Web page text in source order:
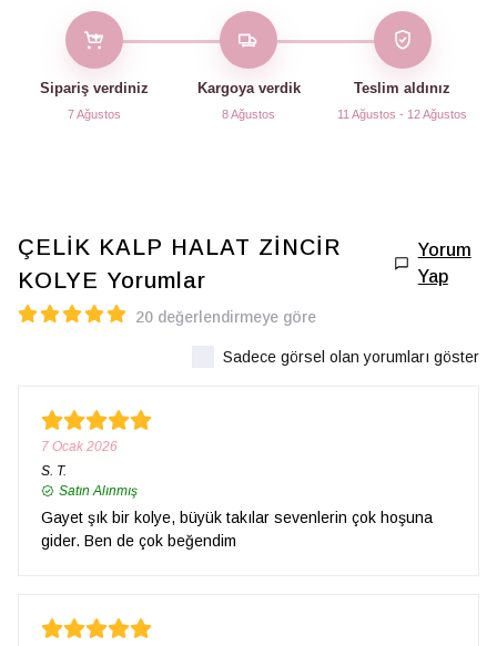
Sipariş verdiniz
7 Ağustos
Kargoya verdik
8 Ağustos
Teslim aldınız
11 Ağustos - 12 Ağustos
ÇELİK KALP HALAT ZİNCİR
KOLYE Yorumlar
Yorum
Yap
20 değerlendirmeye göre
Sadece görsel olan yorumları göster
7 Ocak 2026
S. T.
Satın Alınmış
Gayet şık bir kolye, büyük takılar sevenlerin çok hoşuna
gider. Ben de çok beğendim